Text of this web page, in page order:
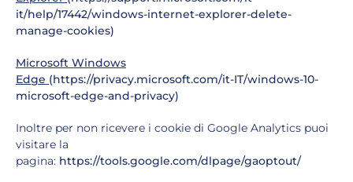
it/help/17442/windows-internet-explorer-delete-
manage-cookies)
Microsoft Windows
Edge (https://privacy.microsoft.com/it-IT/windows-10-
microsoft-edge-and-privacy)
Inoltre per non ricevere i cookie di Google Analytics puoi
visitare la
pagina: https://tools.google.com/dlpage/gaoptout/